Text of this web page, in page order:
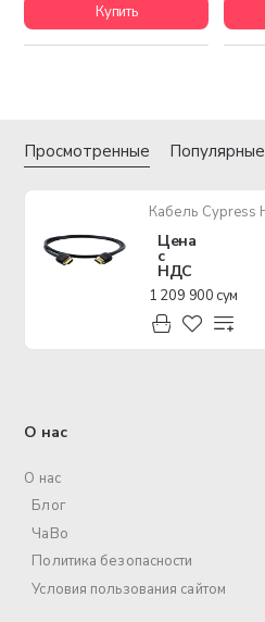
Купить
Просмотренные Популярные
Цена
с
НДС
1 209 900 сум
О нас
О нас
Блог
ЧаВо
Политика безопасности
Условия пользования сайтом